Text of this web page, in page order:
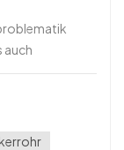
auch
auf sichere
Praktikabilität